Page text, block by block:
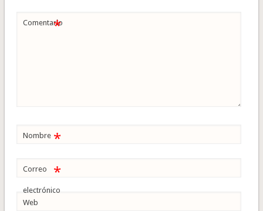
Comentario
*
Nombre *
Correo
electrónico
*
Web